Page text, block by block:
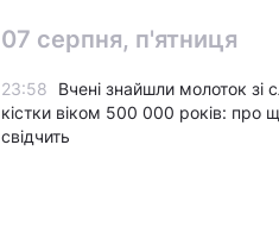
07 серпня, п'ятниця
23:58
Вчені знайшли молоток зі
кістки віком 500 000 років: про
свідчить